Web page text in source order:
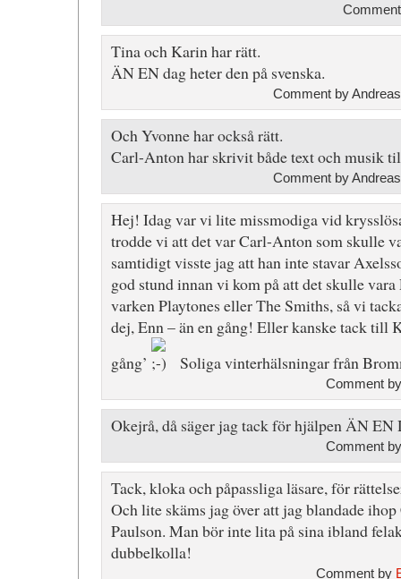
Tina och Karin har rätt.
ÄN EN dag heter den på svenska.
Comment by
Och Yvonne har också rätt.
Carl-Anton har skrivit både text och musik
Comment by
Hej! Idag var vi lite missmodiga vid
trodde vi att det var Carl-Anton som skulle
samtidigt visste jag att han inte stavar
god stund innan vi kom på att det skulle
varken Playtones eller The Smiths, så vi
dej, Enn – än en gång! Eller kanske tack till
gång’
Soliga vinterhälsningar från
Comment
Okejrå, då säger jag tack för hjälpen ÄN
Comment
Tack, kloka och påpassliga läsare, för
Och lite skäms jag över att jag blandade
Paulson. Man bör inte lita på sina ibland
dubbelkolla!
Comment by